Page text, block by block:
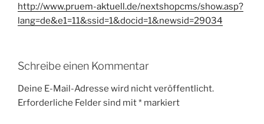
http://www.pruem-aktuell.de/nextshopcms/show.asp?
lang=de&e1=11&ssid=1&docid=1&newsid=29034
Schreibe einen Kommentar
Deine E-Mail-Adresse wird nicht veröffentlicht.
Erforderliche Felder sind mit* markiert